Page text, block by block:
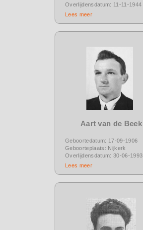
Overlijdensdatum: 11-11-1944
Lees meer
Aart van de Beek
Geboortedatum: 17-09-1906
Geboorteplaats: Nijkerk
Overlijdensdatum: 30-06-1993
Lees meer